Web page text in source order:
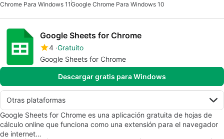
Chrome Para Windows 11Google Chrome Para Windows 10
Google Sheets for Chrome
4 Gratuito
Google Sheets for Chrome
Descargar gratis para Windows
Otras plataformas
Google Sheets for Chrome es una aplicación gratuita de hojas de
cálculo online que funciona como una extensión para el navegador
de internet…